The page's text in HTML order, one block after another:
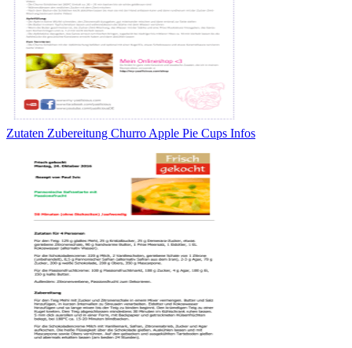
Zutaten Zubereitung Churro Apple Pie Cups Infos